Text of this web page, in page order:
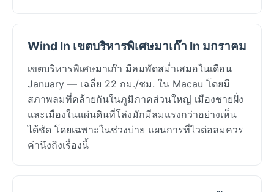
Wind In เขตบริหารพิเศษมาเก๊า In มกราคม
เขตบริหารพิเศษมาเก๊า มีลมพัดสม่ำเสมอในเดือน
January — เฉลี่ย 22 กม./ชม. ใน Macau โดยมี
สภาพลมที่คล้ายกันในภูมิภาคส่วนใหญ่ เมืองชายฝั่ง
และเมืองในแผ่นดินที่โล่งมักมีลมแรงกว่าอย่างเห็น
ได้ชัด โดยเฉพาะในช่วงบ่าย แผนการที่ไวต่อลมควร
คำนึงถึงเรื่องนี้